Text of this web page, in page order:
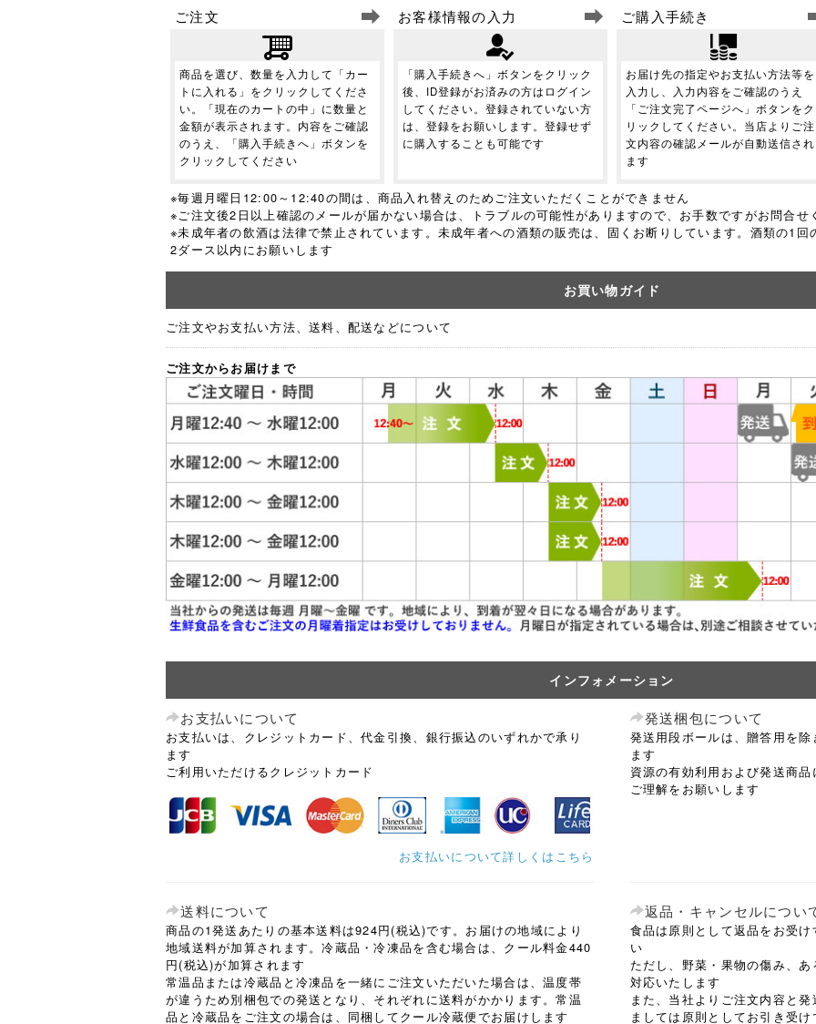
ご注文
商品を選び、数量を入力して「カー
トに入れる」をクリックしてくださ
い。「現在のカートの中」に数量と
金額が表示されます。内容をご確認
のうえ、「購入手続きへ」ボタンを
クリックしてください
お客様情報の入力
「購入手続きへ」ボタンをクリック
後、ID登録がお済みの方はログイン
してください。登録されていない方
は、登録をお願いします。登録せず
に購入することも可能です
ご購入手続き
お届け先の指定やお支払い方法等を
入力し、入力内容をご確認のうえ
「ご注文完了ページへ」ボタンをク
リックしてください。当店よりご注
文内容の確認メールが自動送信され
ます
※毎週月曜日12:00～12:40の間は、商品入れ替えのためご注文いただくことができません
※ご注文後2日以上確認のメールが届かない場合は、トラブルの可能性がありますので、お手数ですがお問合せ
※未成年者の飲酒は法律で禁止されています。 未成年者への酒類の販売は、固くお断りしています。酒類の1
2ダース以内にお願いします
お買い物ガイド
ご注文やお支払い方法、送料、配送などについて
ご注文からお届けまで
インフォメーション
お支払いについて
お支払いは、クレジットカード、代金引換、銀行振込のいずれかで承り
ます
ご利用いただけるクレジットカード
お支払いについて詳しくはこちら
送料について
商品の1発送あたりの基本送料は924円(税込)です。お届けの地域により
地域送料が加算されます。冷蔵品・冷凍品を含む場合は、クール料金440
円(税込)が加算されます
常温品または冷蔵品と冷凍品を一緒にご注文いただいた場合は、温度帯
が違うため別梱包での発送となり、それぞれに送料がかかります。常温
品と冷蔵品をご注文の場合は、同梱してクール冷蔵便でお届けします
発送梱包について
発送用段ボールは、贈答用を
ます
資源の有効利用および発送商品
ご理解をお願いします
返品・キャンセルについ
食品は原則として返品をお受
い
ただし、野菜・果物の傷み、
対応いたします
また、当社よりご注文内容と
ましては原則としてお引き受